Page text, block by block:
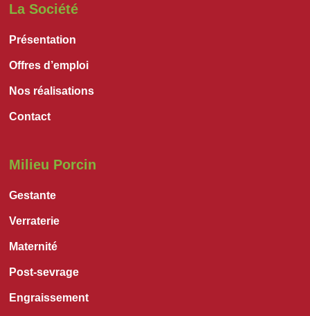
La Société
Présentation
Offres d’emploi
Nos réalisations
Contact
Milieu Porcin
Gestante
Verraterie
Maternité
Post-sevrage
Engraissement